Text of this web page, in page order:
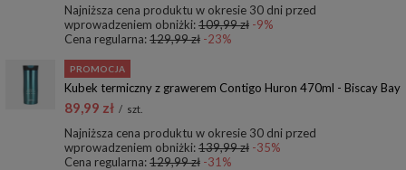
Najniższa cena produktu w okresie 30 dni przed
wprowadzeniem obniżki:109,99 zł -9%
Cena regularna:129,99 zł -23%
PROMOCJA
Kubek termiczny z grawerem Contigo Huron 470ml - Biscay Bay
89,99 zł / szt.
Najniższa cena produktu w okresie 30 dni przed
wprowadzeniem obniżki:139,99 zł -35%
Cena regularna:129,99 zł -31%